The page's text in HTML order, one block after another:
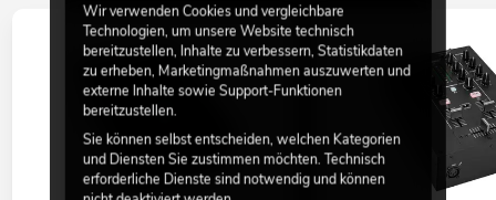
Wir verwenden Cookies und vergleichbare
Technologien, um unsere Website technisch
bereitzustellen, Inhalte zu verbessern, Statistikdaten
zu erheben, Marketingmaßnahmen auszuwerten und
externe Inhalte sowie Support-Funktionen
bereitzustellen.
Sie können selbst entscheiden, welchen Kategorien
und Diensten Sie zustimmen möchten. Technisch
erforderliche Dienste sind notwendig und können